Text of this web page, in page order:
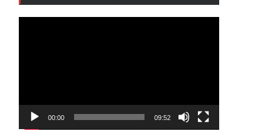
vídeo
00:00 09:52